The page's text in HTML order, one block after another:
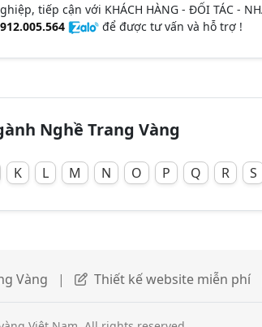
tiếp cận với KHÁCH HÀNG - ĐỐI TÁC -
để được tư vấn và hỗ trợ !
Nghề Trang Vàng
K L M N O P Q R S
Vàng | Thiết kế website miễn phí